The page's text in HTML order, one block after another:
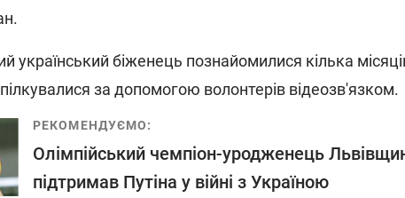
український біженець познайомилися кілька
за допомогою волонтерів відеозв'язком.
РЕКОМЕНДУЄМО:
Олімпійський чемпіон-уродженець
підтримав Путіна у війні з Україною